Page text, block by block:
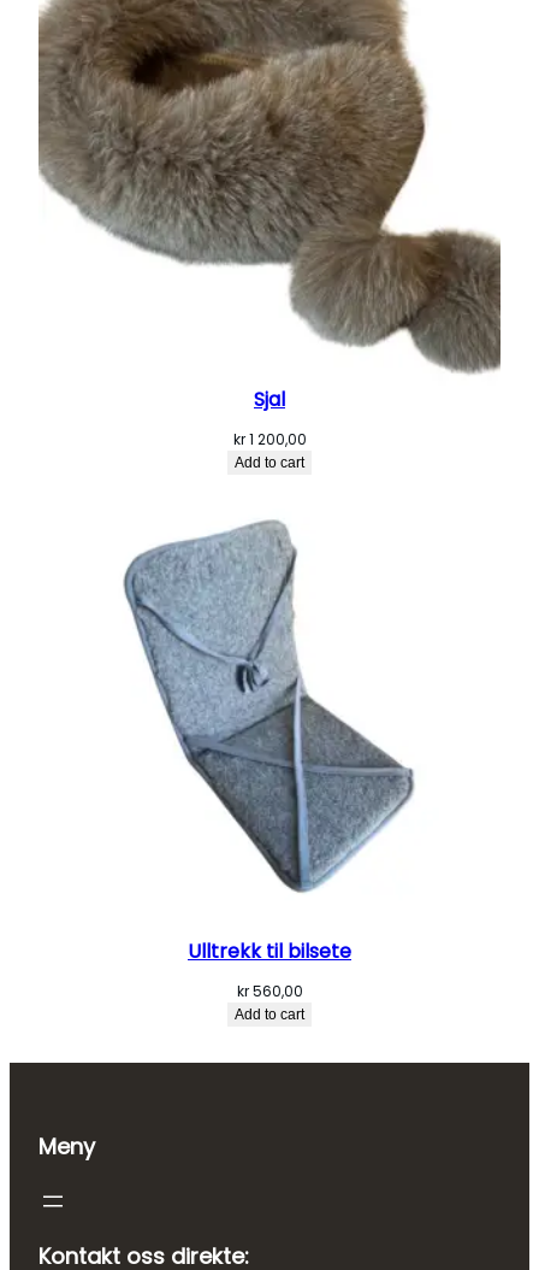
n
q
n
t
Sjal
kr1 200,00
Add to cart
Ulltrekk til bilsete
kr560,00
Add to cart
Meny
Kontakt oss direkte: